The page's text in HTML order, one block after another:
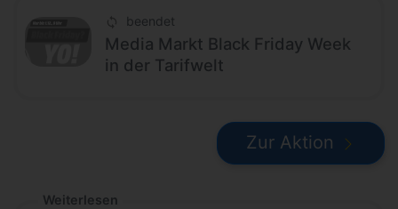
beendet
Media Markt Black Friday Week
in der Tarifwelt
Zur Aktion
Weiterlesen